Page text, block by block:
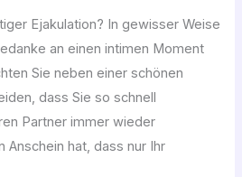
Ejakulation? In gewisser Weise
an einen intimen Moment
Sie neben einer schönen
dass Sie so schnell
Partner immer wieder
Anschein hat, dass nur Ihr